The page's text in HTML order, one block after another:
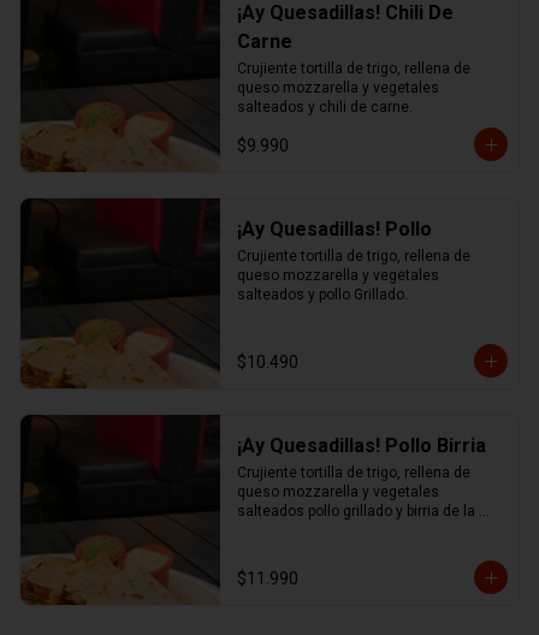
¡Ay Quesadillas! Chili De
Carne
Crujiente tortilla de trigo, rellena de
queso mozzarella y vegetales
salteados y chili de carne.
$9.990
¡Ay Quesadillas! Pollo
Crujiente tortilla de trigo, rellena de
queso mozzarella y vegetales
salteados y pollo Grillado.
$10.490
¡Ay Quesadillas! Pollo Birria
Crujiente tortilla de trigo, rellena de
queso mozzarella y vegetales
salteados pollo grillado y birria de la
$11.990